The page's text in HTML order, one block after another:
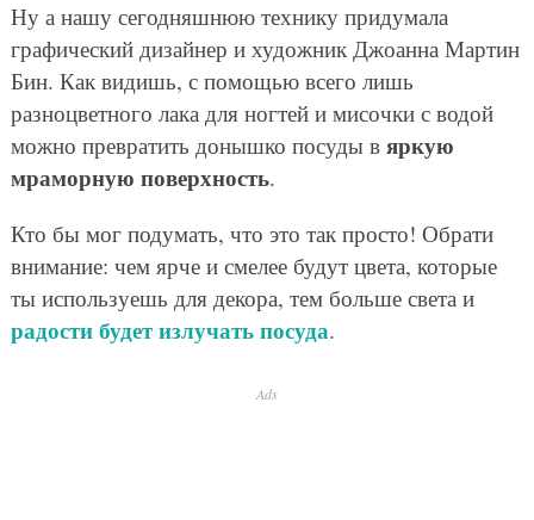
Ну а нашу сегодняшнюю технику придумала
графический дизайнер и художник Джоанна Мартин
Бин. Как видишь, с помощью всего лишь
разноцветного лака для ногтей и мисочки с водой
можно превратить донышко посуды в яркую
мраморную поверхность.
Кто бы мог подумать, что это так просто! Обрати
внимание: чем ярче и смелее будут цвета, которые
ты используешь для декора, тем больше света и
радости будет излучать посуда.
Ads